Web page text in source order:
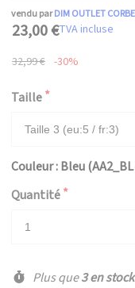
vendu parDIM OUTLET
23,00 €TVA incluse
32,99 € -30%
Taille
Couleur : Bleu
Quantité
Plus que3 en stock